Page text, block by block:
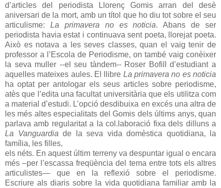
d’articles del periodista Llorenç Gomis arran del desè
aniversari de la mort, amb un títol que ho diu tot sobre el seu
articulisme: La primavera no es noticia. Abans de ser
periodista havia estat i continuava sent poeta, llorejat poeta.
Això es notava a les seves classes, quan el vaig tenir de
professor a l’Escola de Periodisme, on també vaig conèixer
la seva muller --el seu tàndem-- Roser Bofill d’estudiant a
aquelles mateixes aules. El llibre La primavera no es noticia
ha optat per antologar els seus articles sobre periodisme,
atès que l’edita una facultat universitària que els utilitza com
a material d’estudi. L’opció desdibuixa en excés una altra de
les més altes especialitats del Gomis dels últims anys, quan
parlava amb regularitat a la col.laboració fixa dels dilluns a
La Vanguardia de la seva vida domèstica quotidiana, la
família, les filles,
els néts. En aquest últim terreny va despuntar igual o encara
més –per l’escassa freqüència del tema entre tots els altres
articulistes— que en la reflexió sobre el periodisme.
Escriure als diaris sobre la vida quotidiana familiar amb la